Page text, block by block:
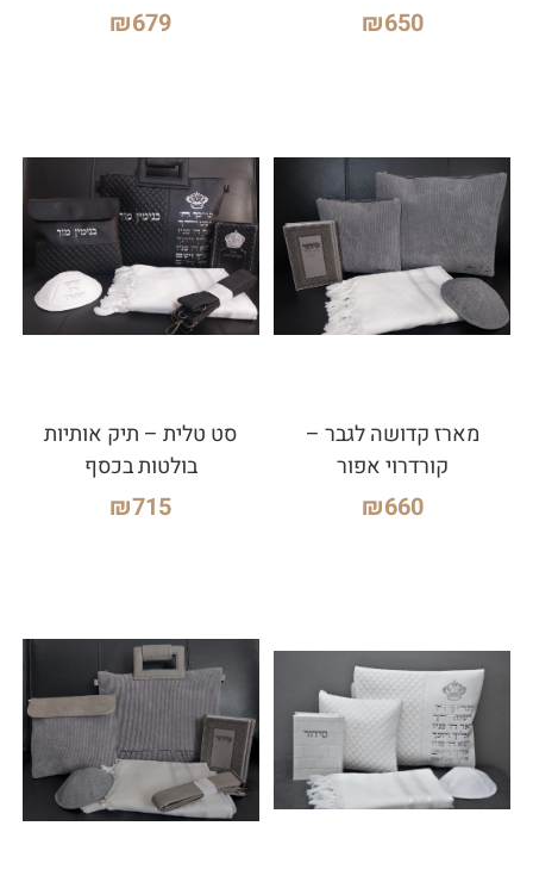
₪650
₪679
מארז קדושה לגבר –
קורדרוי אפור
₪660
סט טלית – תיק אותיות
בולטות בכסף
₪715